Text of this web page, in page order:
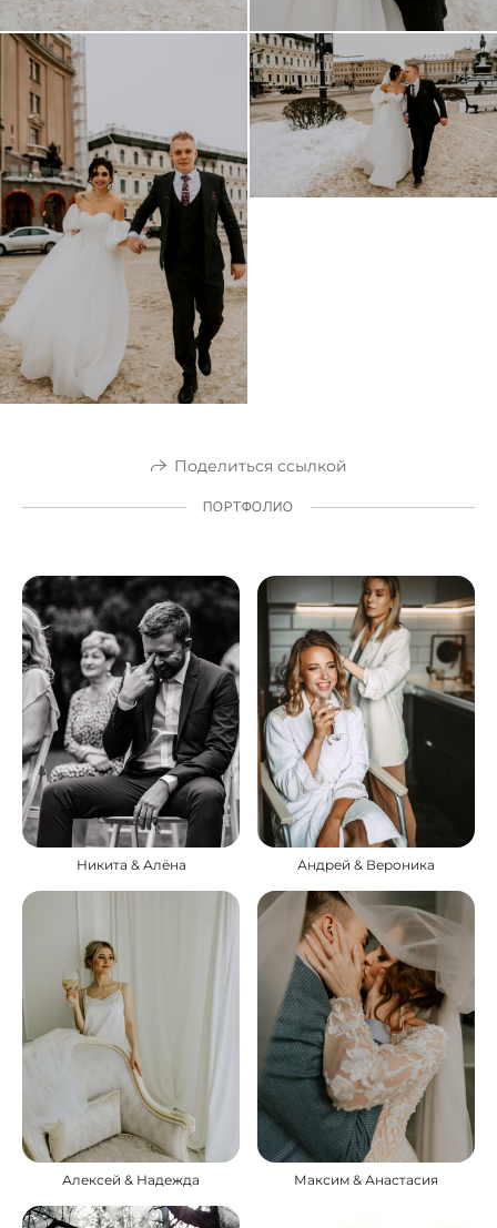
Поделиться ссылкой
ПОРТФОЛИО
Никита & Алёна Андрей & Вероника
Алексей & Надежда Максим & Анастасия